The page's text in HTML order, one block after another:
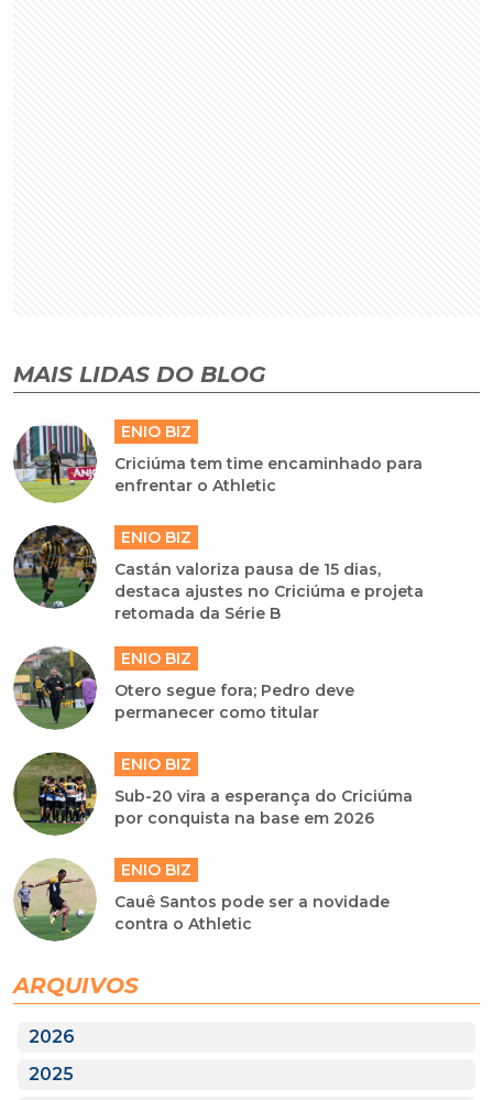
MAIS LIDAS DO BLOG
ENIO BIZ
Criciúma tem time encaminhado para
enfrentar o Athletic
ENIO BIZ
Castán valoriza pausa de 15 dias,
destaca ajustes no Criciúma e projeta
retomada da Série B
ENIO BIZ
Otero segue fora; Pedro deve
permanecer como titular
ENIO BIZ
Sub-20 vira a esperança do Criciúma
por conquista na base em 2026
ENIO BIZ
Cauê Santos pode ser a novidade
contra o Athletic
ARQUIVOS
2026
2025